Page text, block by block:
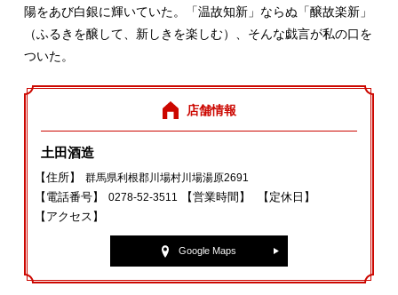
陽をあび白銀に輝いていた。「温故知新」ならぬ「醸故楽新」
（ふるきを醸して、新しきを楽しむ）、そんな戯言が私の口を
ついた。
店舗情報
土田酒造
【住所】 群馬県利根郡川場村川場湯原2691
【電話番号】 0278-52-3511 【営業時間】
【定休日】
【アクセス】
Google Maps